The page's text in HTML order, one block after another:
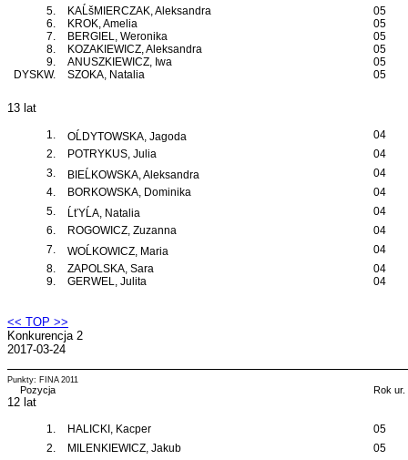
5. KAĹšMIERCZAK, Aleksandra
05
6.
KROK, Amelia
05
7.
BERGIEL, Weronika
05
8.
KOZAKIEWICZ, Aleksandra
05
9.
ANUSZKIEWICZ, Iwa
05
DYSKW.
SZOKA, Natalia 05
13 lat
1. OĹDYTOWSKA, Jagoda
04
2.
POTRYKUS, Julia
04
3.
BIEĹKOWSKA, Aleksandra
04
4.
BORKOWSKA, Dominika
04
5.
ĹťYĹA, Natalia
04
6.
ROGOWICZ, Zuzanna
04
7.
WOĹKOWICZ, Maria
04
8.
ZAPOLSKA, Sara
04
9.
GERWEL, Julita 04
<< TOP >>
Konkurencja 2
2017-03-24
Punkty: FINA 2011
Pozycja Rok ur.
12 lat
1. HALICKI, Kacper
05
2.
MILENKIEWICZ, Jakub
05